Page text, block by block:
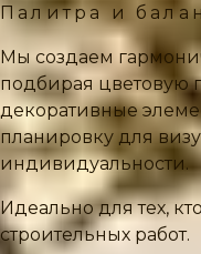
Палитра и
Мы создаем
подбирая цветовую
декоративные
планировку для
индивидуальности.
Идеально для тех,
строительных работ.